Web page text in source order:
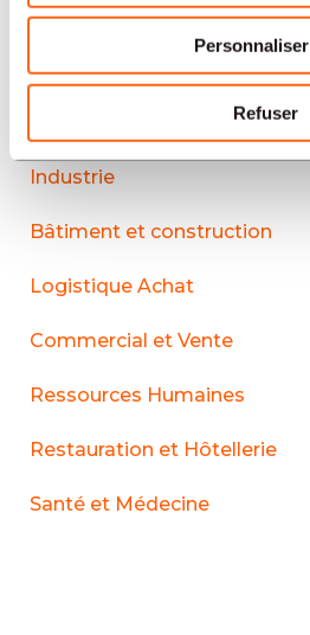
Personnaliser
Refuser
Administration et secrétariat
Horlogerie
Industrie
Bâtiment et construction
Logistique Achat
Commercial et Vente
Ressources Humaines
Restauration et Hôtellerie
Santé et Médecine